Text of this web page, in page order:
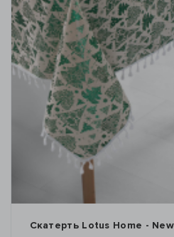
Скатерть Lotus Home -